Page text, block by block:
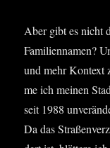
Aber gibt es nicht
Fami­li­en­na­men?
und mehr Kon­text
me ich mei­nen
seit 1988
Da das